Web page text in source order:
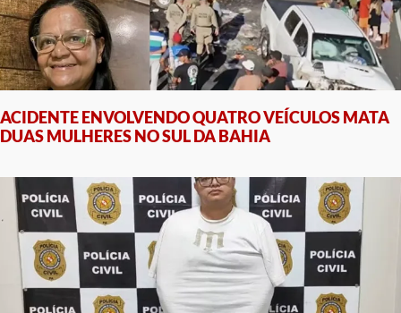
ACIDENTE ENVOLVENDO QUATRO VEÍCULOS MATA
DUAS MULHERES NO SUL DA BAHIA